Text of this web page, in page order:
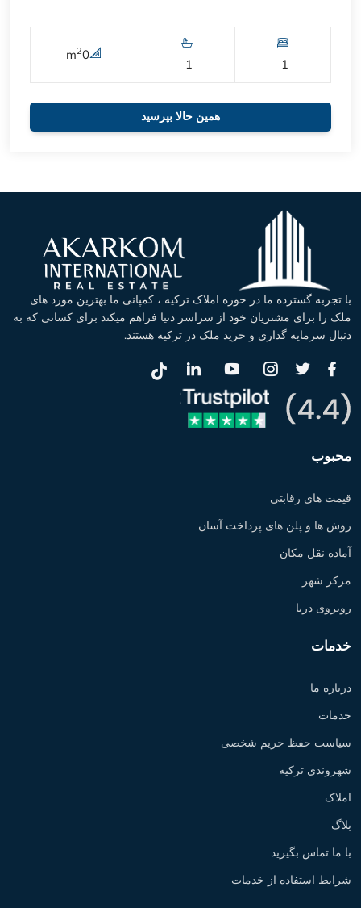
1
1
0
m2
همین حالا بپرسید
با تجربه گسترده ما در حوزه املاک ترکیه ، کمپانی ما بهترین مورد های
ملک را برای مشتریان خود از سراسر دنیا فراهم میکند برای کسانی که به
دنبال سرمایه گذاری و خرید ملک در ترکیه هستند.
محبوب
قیمت های رقابتی
روش ها و پلن های پرداخت آسان
آماده نقل مکان
مرکز شهر
روبروی دریا
خدمات
درباره ما
خدمات
سیاست حفظ حریم شخصی
شهروندی ترکیه
املاک
بلاگ
با ما تماس بگیرید
شرایط استفاده از خدمات